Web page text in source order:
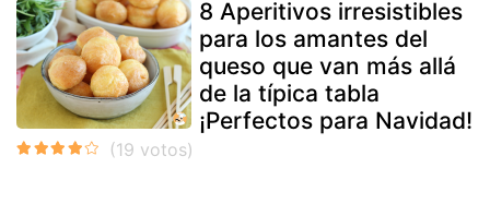
8 Aperitivos irresistibles
para los amantes del
queso que van más allá
de la típica tabla
¡Perfectos para Navidad!